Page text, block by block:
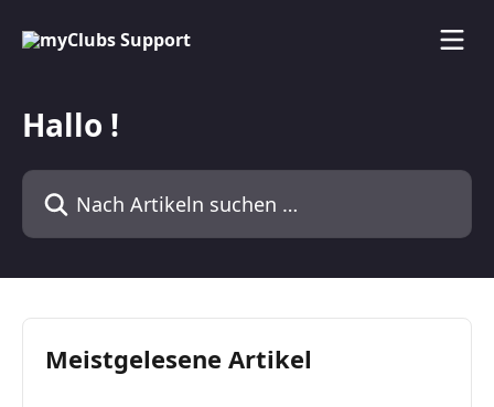
Hallo !
Nach Artikeln suchen …
Meistgelesene Artikel